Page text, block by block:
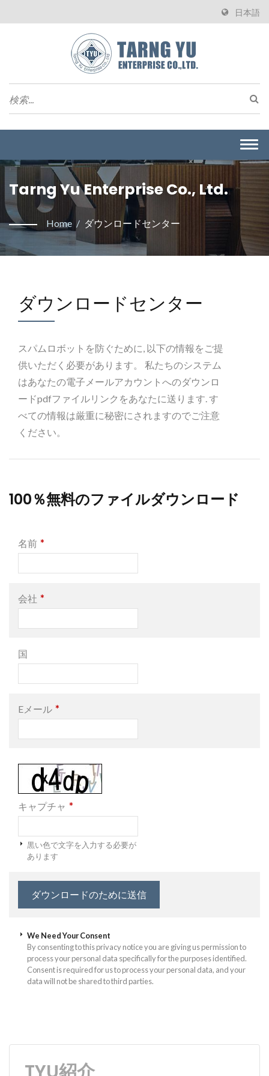
日本語
Tarng Yu Enterprise Co., Ltd.
Home / ダウンロードセンター
ダウンロードセンター
スパムロボットを防ぐために, 以下の情報をご提
供いただく必要があります。 私たちのシステム
はあなたの電子メールアカウントへのダウンロ
ードpdfファイルリンクをあなたに送ります. す
べての情報は厳重に秘密にされますのでご注意
ください。
100％無料のファイルダウンロード
名前 *
会社 *
国
Eメール *
キャプチャ *
黒い色で文字を入力する必要が
あります
We Need Your Consent
By consenting to this privacy notice you are giving us permission to
process your personal data specifically for the purposes identified.
Consent is required for us to process your personal data, and your
data will not be shared to third parties.